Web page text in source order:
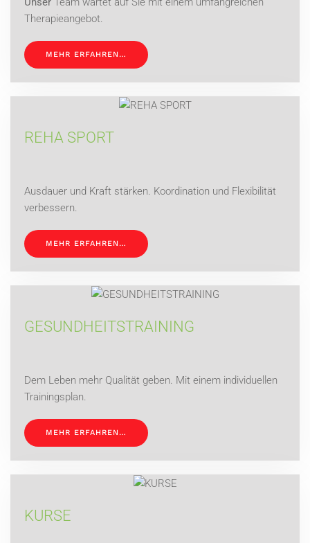
Therapieangebot.
MEHR ERFAHREN…
REHA SPORT
Ausdauer und Kraft stärken. Koordination und Flexibilität
verbessern.
MEHR ERFAHREN…
GESUNDHEITSTRAINING
Dem Leben mehr Qualität geben. Mit einem individuellen
Trainingsplan.
MEHR ERFAHREN…
KURSE